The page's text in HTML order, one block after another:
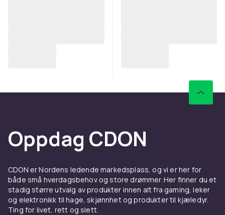
Oppdag CDON
CDON er Nordens ledende markedsplass, og vi er her for
både små hverdagsbehov og store drømmer. Her finner du et
stadig større utvalg av produkter innen alt fra gaming, leker
og elektronikk til hage, skjønnhet og produkter til kjæledyr.
Ting for livet, rett og slett.